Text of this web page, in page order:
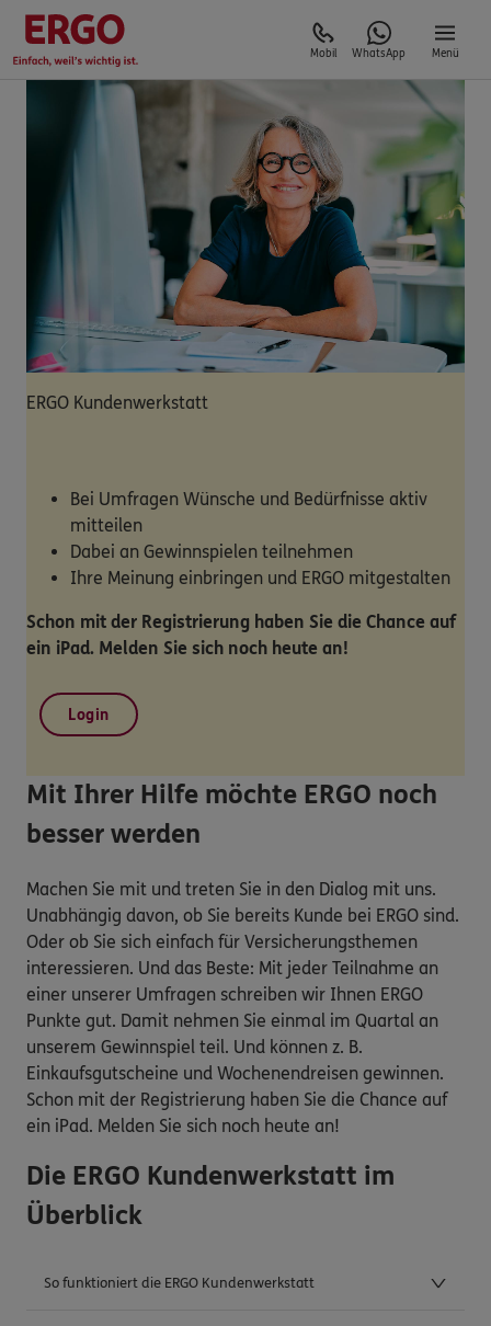
Mobil WhatsApp Menü
ERGO Kundenwerkstatt
Bei Umfragen Wünsche und Bedürfnisse aktiv
mitteilen
Dabei an Gewinnspielen teilnehmen
Ihre Meinung einbringen und ERGO mitgestalten
Schon mit der Registrierung haben Sie die Chance auf
ein iPad. Melden Sie sich noch heute an!
Login
Mit Ihrer Hilfe möchte ERGO noch
besser werden
Machen Sie mit und treten Sie in den Dialog mit uns.
Unabhängig davon, ob Sie bereits Kunde bei ERGO sind.
Oder ob Sie sich einfach für Versicherungsthemen
interessieren. Und das Beste: Mit jeder Teilnahme an
einer unserer Umfragen schreiben wir Ihnen ERGO
Punkte gut. Damit nehmen Sie einmal im Quartal an
unserem Gewinnspiel teil. Und können z. B.
Einkaufsgutscheine und Wochenendreisen gewinnen.
Schon mit der Registrierung haben Sie die Chance auf
ein iPad. Melden Sie sich noch heute an!
Die ERGO Kundenwerkstatt im
Überblick
So funktioniert die ERGO Kundenwerkstatt